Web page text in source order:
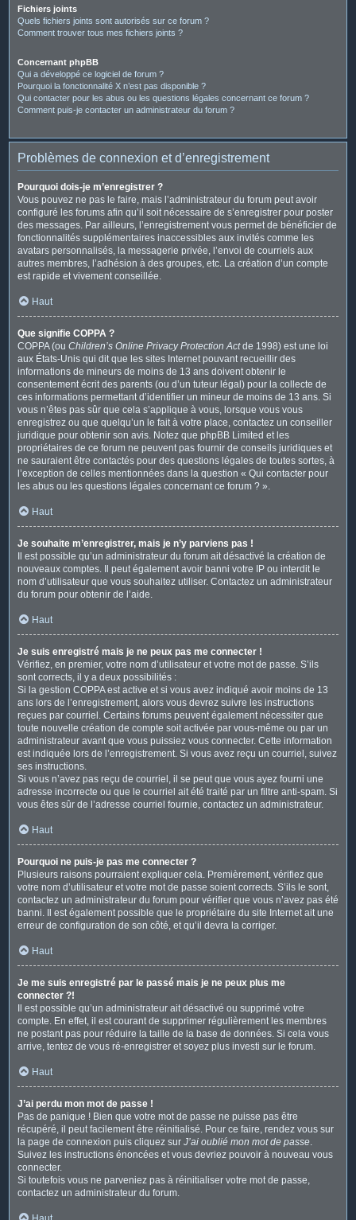
Fichiers joints
Quels fichiers joints sont autorisés sur ce forum ?
Comment trouver tous mes fichiers joints ?
Concernant phpBB
Qui a développé ce logiciel de forum ?
Pourquoi la fonctionnalité X n’est pas disponible ?
Qui contacter pour les abus ou les questions légales concernant ce forum ?
Comment puis-je contacter un administrateur du forum ?
Problèmes de connexion et d’enregistrement
Pourquoi dois-je m’enregistrer ?
Vous pouvez ne pas le faire, mais l’administrateur du forum peut avoir
configuré les forums afin qu’il soit nécessaire de s’enregistrer pour poster
des messages. Par ailleurs, l’enregistrement vous permet de bénéficier de
fonctionnalités supplémentaires inaccessibles aux invités comme les
avatars personnalisés, la messagerie privée, l’envoi de courriels aux
autres membres, l’adhésion à des groupes, etc. La création d’un compte
est rapide et vivement conseillée.
Haut
Que signifie COPPA ?
COPPA (ou Children’s Online Privacy Protection Actde 1998) est une loi
aux États-Unis qui dit que les sites Internet pouvant recueillir des
informations de mineurs de moins de 13 ans doivent obtenir le
consentement écrit des parents (ou d’un tuteur légal) pour la collecte de
ces informations permettant d’identifier un mineur de moins de 13 ans. Si
vous n’êtes pas sûr que cela s’applique à vous, lorsque vous vous
enregistrez ou que quelqu’un le fait à votre place, contactez un conseiller
juridique pour obtenir son avis. Notez que phpBB Limited et les
propriétaires de ce forum ne peuvent pas fournir de conseils juridiques et
ne sauraient être contactés pour des questions légales de toutes sortes, à
l’exception de celles mentionnées dans la question « Qui contacter pour
les abus ou les questions légales concernant ce forum ? ».
Haut
Je souhaite m’enregistrer, mais je n’y parviens pas !
Il est possible qu’un administrateur du forum ait désactivé la création de
nouveaux comptes. Il peut également avoir banni votre IP ou interdit le
nom d’utilisateur que vous souhaitez utiliser. Contactez un administrateur
du forum pour obtenir de l’aide.
Haut
Je suis enregistré mais je ne peux pas me connecter !
Vérifiez, en premier, votre nom d’utilisateur et votre mot de passe. S’ils
sont corrects, il y a deux possibilités :
Si la gestion COPPA est active et si vous avez indiqué avoir moins de 13
ans lors de l’enregistrement, alors vous devrez suivre les instructions
reçues par courriel. Certains forums peuvent également nécessiter que
toute nouvelle création de compte soit activée par vous-même ou par un
administrateur avant que vous puissiez vous connecter. Cette information
est indiquée lors de l’enregistrement. Si vous avez reçu un courriel, suivez
ses instructions.
Si vous n’avez pas reçu de courriel, il se peut que vous ayez fourni une
adresse incorrecte ou que le courriel ait été traité par un filtre anti-spam. Si
vous êtes sûr de l’adresse courriel fournie, contactez un administrateur.
Haut
Pourquoi ne puis-je pas me connecter ?
Plusieurs raisons pourraient expliquer cela. Premièrement, vérifiez que
votre nom d’utilisateur et votre mot de passe soient corrects. S’ils le sont,
contactez un administrateur du forum pour vérifier que vous n’avez pas été
banni. Il est également possible que le propriétaire du site Internet ait une
erreur de configuration de son côté, et qu’il devra la corriger.
Haut
Je me suis enregistré par le passé mais je ne peux plus me
connecter ?!
Il est possible qu’un administrateur ait désactivé ou supprimé votre
compte. En effet, il est courant de supprimer régulièrement les membres
ne postant pas pour réduire la taille de la base de données. Si cela vous
arrive, tentez de vous ré-enregistrer et soyez plus investi sur le forum.
Haut
J’ai perdu mon mot de passe !
Pas de panique ! Bien que votre mot de passe ne puisse pas être
récupéré, il peut facilement être réinitialisé. Pour ce faire, rendez vous sur
la page de connexion puis cliquez sur J’ai oublié mon mot de passe.
Suivez les instructions énoncées et vous devriez pouvoir à nouveau vous
connecter.
Si toutefois vous ne parveniez pas à réinitialiser votre mot de passe,
contactez un administrateur du forum.